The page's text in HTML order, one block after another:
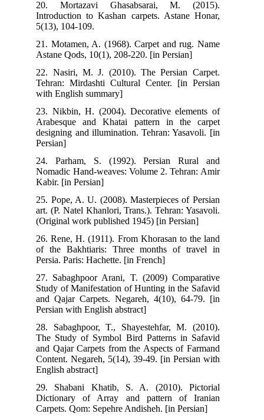
20. Mortazavi Ghasabsarai, M. (2015).
Introduction to Kashan carpets. Astane Honar,
5(13), 104-109.
21. Motamen, A. (1968). Carpet and rug. Name
Astane Qods, 10(1), 208-220. [in Persian]
22. Nasiri, M. J. (2010). The Persian Carpet.
Tehran: Mirdashti Cultural Center. [in Persian
with English summary]
23. Nikbin, H. (2004). Decorative elements of
Arabesque and Khatai pattern in the carpet
designing and illumination. Tehran: Yasavoli. [in
24. Parham, S. (1992). Persian Rural and
Nomadic Hand-weaves: Volume 2. Tehran: Amir
Kabir. [in Persian]
25. Pope, A. U. (2008). Masterpieces of Persian
art. (P. Natel Khanlori, Trans.). Tehran: Yasavoli.
(Original work published 1945) [in Persian]
26. Rene, H. (1911). From Khorasan to the land
of the Bakhtiaris: Three months of travel in
Persia. Paris: Hachette. [in French]
27. Sabaghpoor Arani, T. (2009) Comparative
Study of Manifestation of Hunting in the Safavid
and Qajar Carpets. Negareh, 4(10), 64-79. [in
Persian with English abstract]
28. Sabaghpoor, T., Shayestehfar, M. (2010).
The Study of Symbol Bird Patterns in Safavid
and Qajar Carpets from the Aspects of Farmand
Content. Negareh, 5(14), 39-49. [in Persian with
English abstract]
29. Shabani Khatib, S. A. (2010). Pictorial
Dictionary of Array and pattern of Iranian
Carpets. Qom: Sepehre Andisheh. [in Persian]